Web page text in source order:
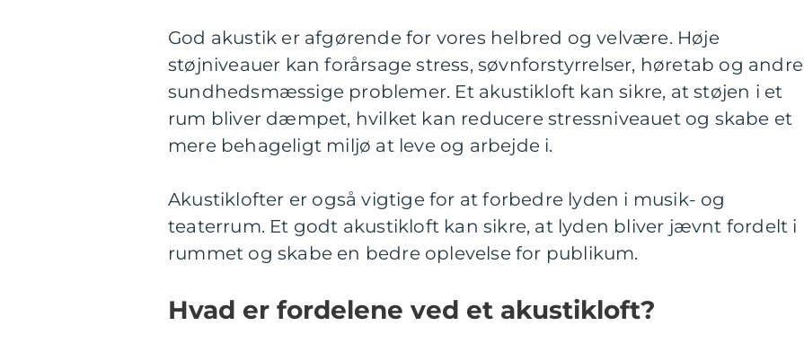
God akustik er afgørende for vores helbred og velvære. Høje
støjniveauer kan forårsage stress, søvnforstyrrelser, høretab og andre
sundhedsmæssige problemer. Et akustikloft kan sikre, at støjen i et
rum bliver dæmpet, hvilket kan reducere stressniveauet og skabe et
mere behageligt miljø at leve og arbejde i.
Akustiklofter er også vigtige for at forbedre lyden i musik- og
teaterrum. Et godt akustikloft kan sikre, at lyden bliver jævnt fordelt i
rummet og skabe en bedre oplevelse for publikum.
Hvad er fordelene ved et akustikloft?